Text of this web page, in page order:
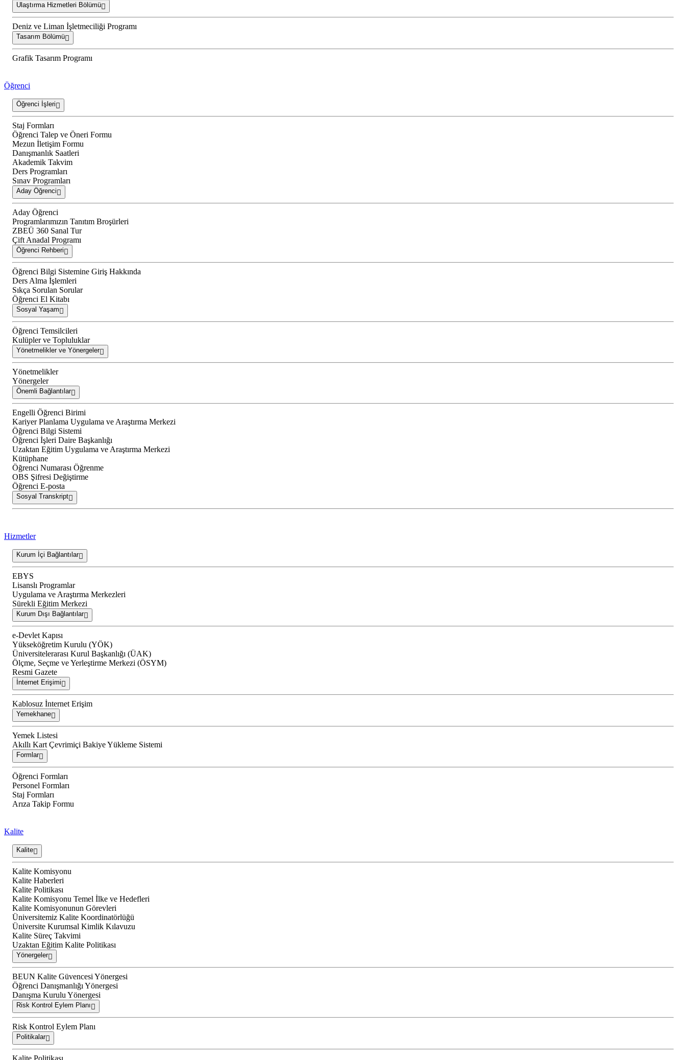
Ulaştırma Hizmetleri Bölümü
Deniz ve Liman İşletmeciliği Programı
Tasarım Bölümü
Grafik Tasarım Programı
Öğrenci
Öğrenci İşleri
Staj Formları
Öğrenci Talep ve Öneri Formu
Mezun İletişim Formu
Danışmanlık Saatleri
Akademik Takvim
Ders Programları
Sınav Programları
Aday Öğrenci
Aday Öğrenci
Programlarımızın Tanıtım Broşürleri
ZBEÜ 360 Sanal Tur
Çift Anadal Programı
Öğrenci Rehberi
Öğrenci Bilgi Sistemine Giriş Hakkında
Ders Alma İşlemleri
Sıkça Sorulan Sorular
Öğrenci El Kitabı
Sosyal Yaşam
Öğrenci Temsilcileri
Kulüpler ve Topluluklar
Yönetmelikler ve Yönergeler
Yönetmelikler
Yönergeler
Önemli Bağlantılar
Engelli Öğrenci Birimi
Kariyer Planlama Uygulama ve Araştırma Merkezi
Öğrenci Bilgi Sistemi
Öğrenci İşleri Daire Başkanlığı
Uzaktan Eğitim Uygulama ve Araştırma Merkezi
Kütüphane
Öğrenci Numarası Öğrenme
OBS Şifresi Değiştirme
Öğrenci E-posta
Sosyal Transkript
Hizmetler
Kurum İçi Bağlantılar
EBYS
Lisanslı Programlar
Uygulama ve Araştırma Merkezleri
Sürekli Eğitim Merkezi
Kurum Dışı Bağlantılar
e-Devlet Kapısı
Yükseköğretim Kurulu (YÖK)
Üniversitelerarası Kurul Başkanlığı (ÜAK)
Ölçme, Seçme ve Yerleştirme Merkezi (ÖSYM)
Resmi Gazete
İnternet Erişimi
Kablosuz İnternet Erişim
Yemekhane
Yemek Listesi
Akıllı Kart Çevrimiçi Bakiye Yükleme Sistemi
Formlar
Öğrenci Formları
Personel Formları
Staj Formları
Arıza Takip Formu
Kalite
Kalite
Kalite Komisyonu
Kalite Haberleri
Kalite Politikası
Kalite Komisyonu Temel İlke ve Hedefleri
Kalite Komisyonunun Görevleri
Üniversitemiz Kalite Koordinatörlüğü
Üniversite Kurumsal Kimlik Kılavuzu
Kalite Süreç Takvimi
Uzaktan Eğitim Kalite Politikası
Yönergeler
BEUN Kalite Güvencesi Yönergesi
Öğrenci Danışmanlığı Yönergesi
Danışma Kurulu Yönergesi
Risk Kontrol Eylem Planı
Risk Kontrol Eylem Planı
Politikalar